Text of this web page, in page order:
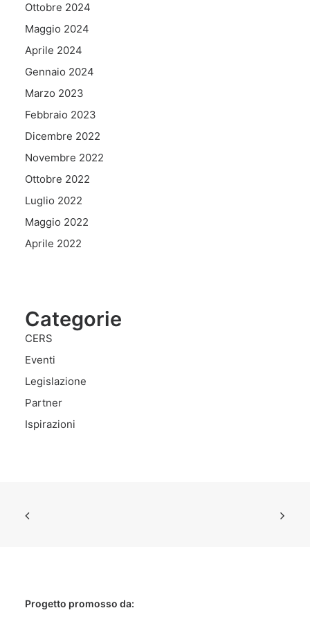
Ottobre 2024
Maggio 2024
Aprile 2024
Gennaio 2024
Marzo 2023
Febbraio 2023
Dicembre 2022
Novembre 2022
Ottobre 2022
Luglio 2022
Maggio 2022
Aprile 2022
Categorie
CERS
Eventi
Legislazione
Partner
Ispirazioni
Progetto promosso da: